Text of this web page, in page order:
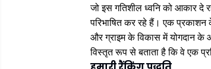
जो इस गतिशील ध्वनि को आकार दे
परिभाषित कर रहे हैं। एक प्रकाशन
और ग्राइम के विकास में योगदान के
विस्तृत रूप से बताता है कि वे एक